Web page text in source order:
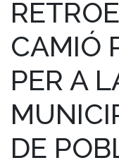
CAMIÓ
PER A
DE